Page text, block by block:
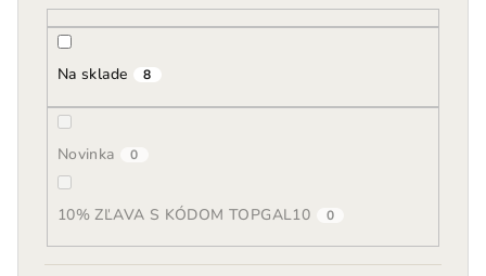
Na sklade 8
Novinka 0
10% ZĽAVA S KÓDOM TOPGAL10 0